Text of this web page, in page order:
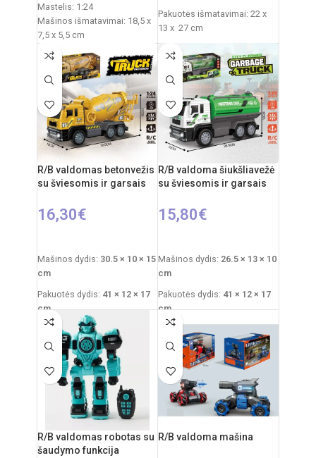
Mastelis: 1:24
Mašinos išmatavimai: 18,5 x
7,5 x 5,5 cm
11,5 x 9,3 cm
Maitinimas mašinai: 3 x AA
elementai (nepridedami)
Maitinimas pulteliui: 2 x AA
elementai (nepridedami)
Komplekte: automobilis,
nuotolinio valdymo pultelis
metalas
Pakuotės išmatavimai: 22 x
13 x 27 cm
22 cm
Rekomenduojamas amžius:
nuo 3 metų
Elementai: 3x AA
R/B valdomas betonvežis
su šviesomis ir garsais
16,30€
Mašinos dydis: 30.5 × 10 × 15
cm
Pakuotės dydis: 41 × 12 × 17
cm
Rekomenduojamas amžius:
nuo 3 metų
Reikalingi elementai:4×AA
mašinai +2×AA pultui
R/B valdoma šiukšliavežė
su šviesomis ir garsais
15,80€
Mašinos dydis: 26.5 × 13 × 10
cm
Pakuotės dydis: 41 × 12 × 17
cm
Rekomenduojamas amžius:
nuo 3 metų
Reikalingi elementai:4×AA
mašinai+2×AA pultui
R/B valdomas robotas su
šaudymo funkcija
R/B valdoma mašina